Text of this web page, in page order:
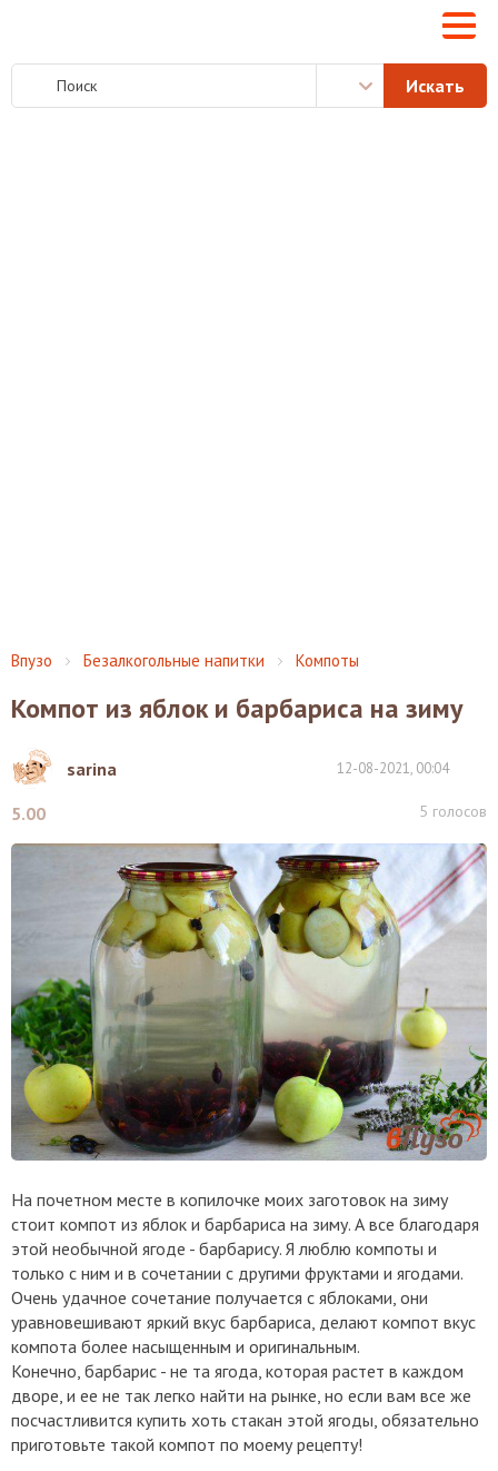
Впузо Безалкогольные напитки Компоты
Компот‌ ‌из‌ ‌яблок‌ ‌и‌ ‌барбариса‌ ‌на‌ ‌зиму‌
sarina 12-08-2021, 00:04
5.00 5 голосов
На почетном месте в копилочке моих заготовок на зиму
стоит компот из яблок и барбариса на зиму. А все благодаря
этой необычной ягоде - барбарису. Я люблю компоты и
только с ним и в сочетании с другими фруктами и ягодами.
Очень удачное сочетание получается с яблоками, они
уравновешивают яркий вкус барбариса, делают компот вкус
компота более насыщенным и оригинальным.
Конечно, барбарис - не та ягода, которая растет в каждом
дворе, и ее не так легко найти на рынке, но если вам все же
посчастливится купить хоть стакан этой ягоды, обязательно
приготовьте такой компот по моему рецепту!